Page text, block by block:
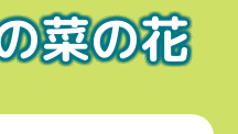
菜の花